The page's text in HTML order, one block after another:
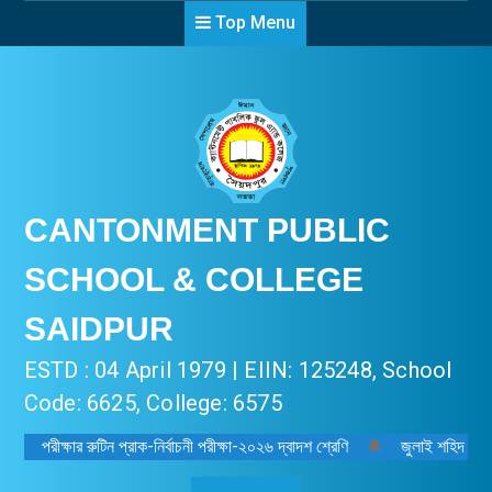
Top Menu
CANTONMENT PUBLIC
SCHOOL & COLLEGE
SAIDPUR
ESTD : 04 April 1979 | EIIN: 125248, School
Code: 6625, College: 6575
পরীক্ষার রুটিন প্রাক-নির্বাচনী পরীক্ষা-২০২৬ দ্বাদশ শ্রেণি 🔔 জুলাই শহিদ